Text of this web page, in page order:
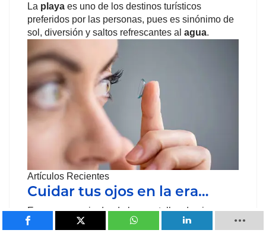
La playa es uno de los destinos turísticos
preferidos por las personas, pues es sinónimo de
sol, diversión y saltos refrescantes al agua.
Artículos Recientes
Cuidar tus ojos en la era…
En un escenario donde las pantallas dominan
nuestra vida diaria, desde el trabajo hasta el